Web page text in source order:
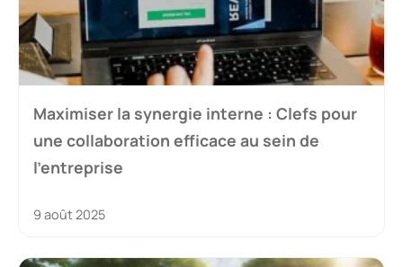
Maximiser la synergie interne : Clefs pour
une collaboration efficace au sein de
l’entreprise
9 août 2025